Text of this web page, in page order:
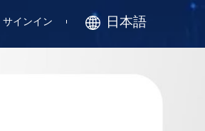
サインイン 日本語